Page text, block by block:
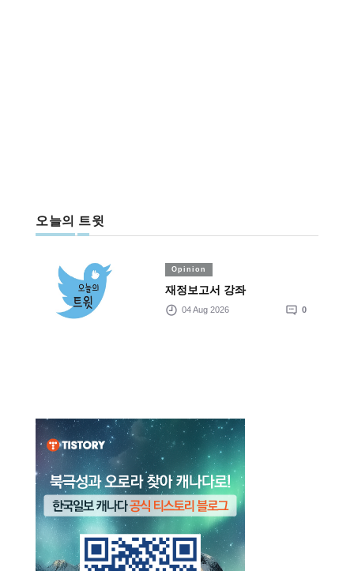
오늘의 트윗
Opinion
재정보고서 강좌
04 Aug 2026 0